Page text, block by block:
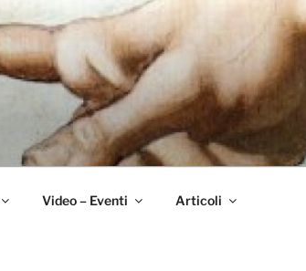
Video – Eventi Articoli